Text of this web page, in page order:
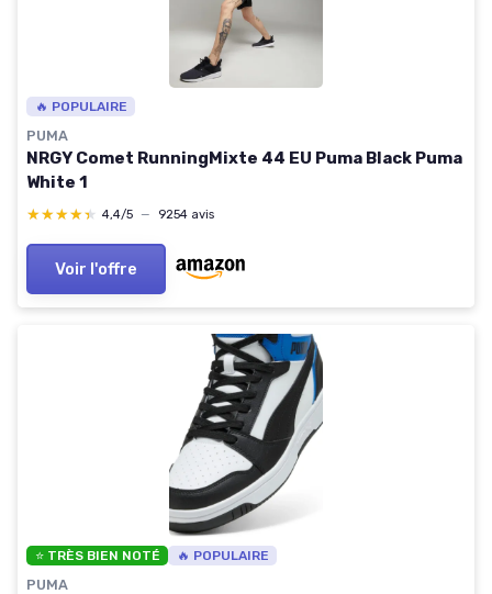
🔥 POPULAIRE
PUMA
NRGY Comet RunningMixte 44 EU Puma Black Puma
White 1
★★★★★
★★★★★ 4,4/5 — 9254 avis
Voir l'offre
⭐ TRÈS BIEN NOTÉ 🔥 POPULAIRE
PUMA